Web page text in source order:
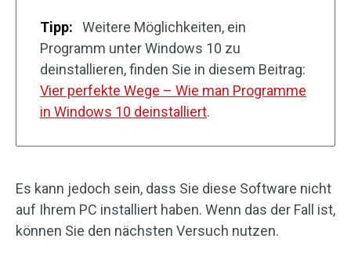
Tipp:
Weitere Möglichkeiten, ein
Programm unter Windows 10 zu
deinstallieren, finden Sie in diesem Beitrag:
Vier perfekte Wege – Wie man Programme
in Windows 10 deinstalliert.
Es kann jedoch sein, dass Sie diese Software nicht
auf Ihrem PC installiert haben. Wenn das der Fall ist,
können Sie den nächsten Versuch nutzen.